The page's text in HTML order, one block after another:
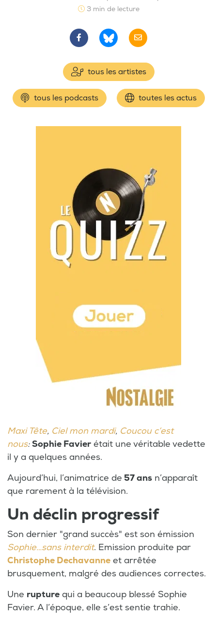
3 min de lecture
tous les artistes
tous les podcasts toutes les actus
Maxi Tête, Ciel mon mardi, Coucou c’est
nous: Sophie Favier était une véritable vedette
il y a quelques années.
Aujourd’hui, l’animatrice de 57 ans n’apparaît
que rarement à la télévision.
Un déclin progressif
Son dernier "grand succès" est son émission
Sophie…sans interdit. Emission produite par
Christophe Dechavanne et arrêtée
brusquement, malgré des audiences correctes.
Une rupture qui a beaucoup blessé Sophie
Favier. A l’époque, elle s’est sentie trahie.